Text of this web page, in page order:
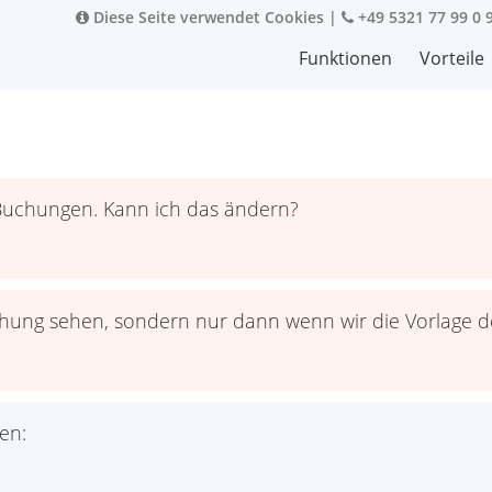
Diese Seite verwendet Cookies | +49 5321 77 99 0
Funktionen Vorteile
Kann ich das ändern?
sehen, sondern nur dann wenn wir die Vorlage